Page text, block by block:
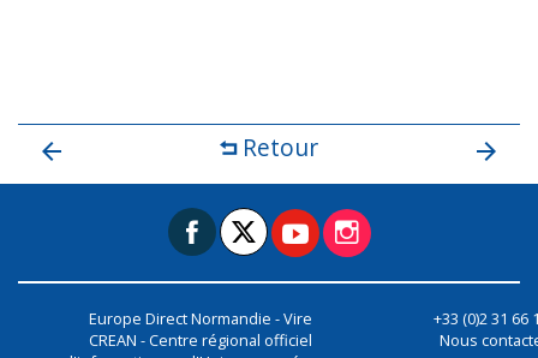
Retour
Europe Direct Normandie - Vire
CREAN - Centre régional officiel
+33 (0)2 31 66
Nous